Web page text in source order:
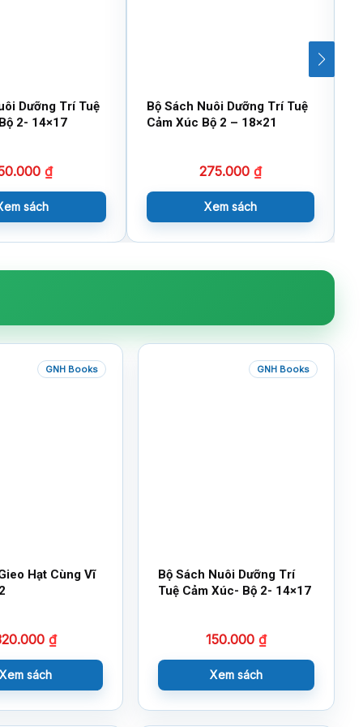
Dưỡng Trí Tuệ
2- 14×17
₫
sách
Bộ Sách Nuôi Dưỡng Trí Tuệ
Cảm Xúc Bộ 2 – 18×21
275.000 ₫
Xem sách
GNH Books
Hạt Cùng Vĩ
₫
Xem sách
GNH Books
Bộ Sách Nuôi Dưỡng Trí
Tuệ Cảm Xúc- Bộ 2- 14×17
150.000₫
Xem sách